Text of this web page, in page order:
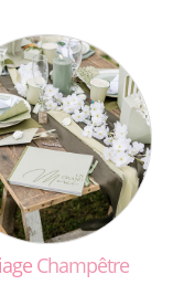
Champêtre